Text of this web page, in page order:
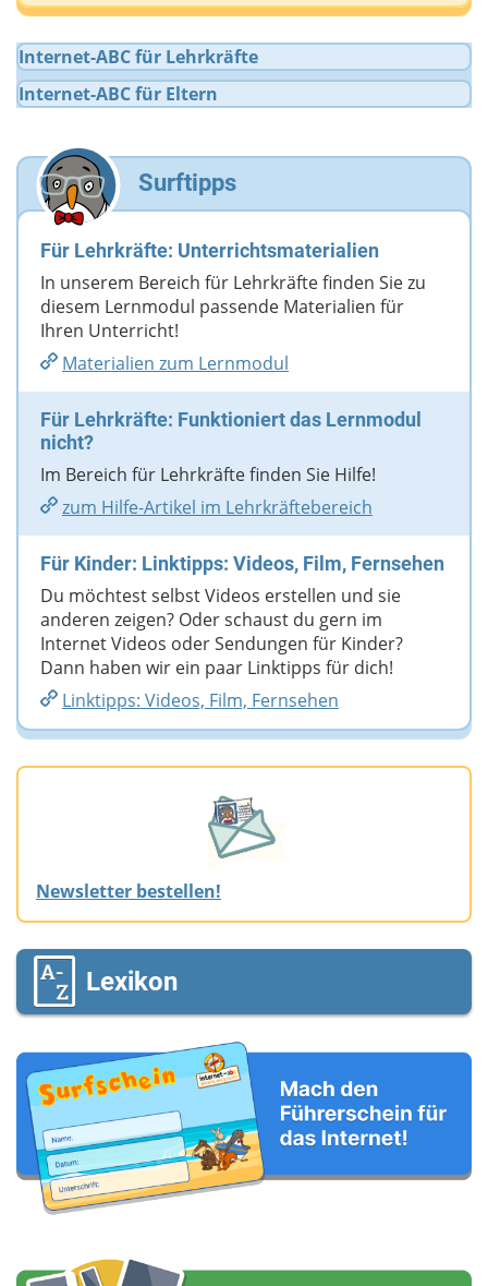
Deine E-Mail-Adresse (wenn du eine Antwort
möchtest)
Deine Nachricht
Internet-ABC für Lehrkräfte
Internet-ABC für Eltern
Surftipps
Für Lehrkräfte: Unterrichtsmaterialien
In unserem Bereich für Lehrkräfte finden Sie zu
diesem Lernmodul passende Materialien für
Ihren Unterricht!
Materialien zum Lernmodul
Für Lehrkräfte: Funktioniert das Lernmodul
nicht?
Im Bereich für Lehrkräfte finden Sie Hilfe!
zum Hilfe-Artikel im Lehrkräftebereich
Für Kinder: Linktipps: Videos, Film, Fernsehen
Du möchtest selbst Videos erstellen und sie
anderen zeigen? Oder schaust du gern im
Internet Videos oder Sendungen für Kinder?
Dann haben wir ein paar Linktipps für dich!
Linktipps: Videos, Film, Fernsehen
Newsletter bestellen!
Lexikon